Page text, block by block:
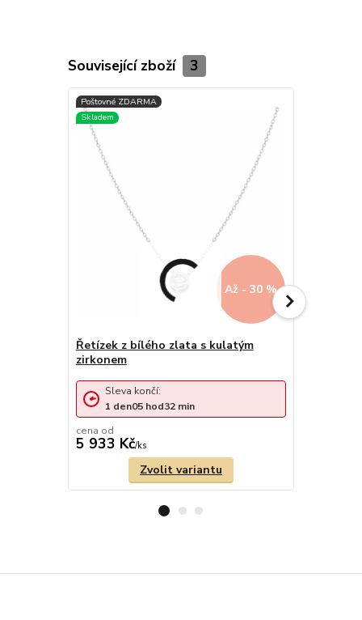
Související zboží 3
Až - 30 %
Řetízek z bílého zlata s kulatým
zirkonem
cena od
5 933 Kč/ks
Sleva končí:
1 den05 hod32 min
Zvolit variantu